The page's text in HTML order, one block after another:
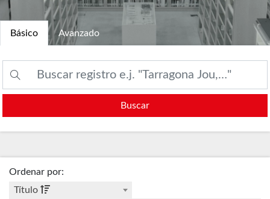
Básico Avanzado
Buscar
Ordenar por:
Título